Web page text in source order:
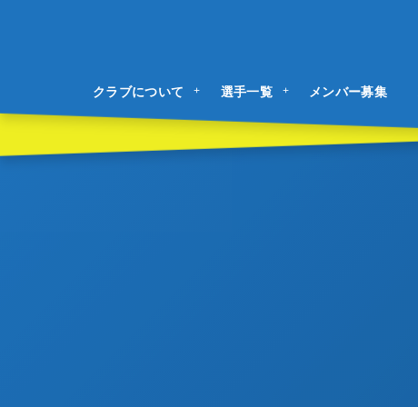
クラブについて 選手一覧 メンバー募集